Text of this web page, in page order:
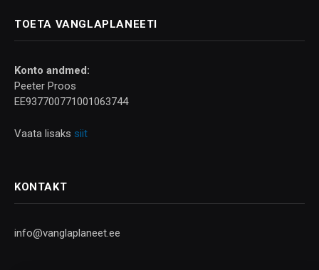
TOETA VANGLAPLANEETI
Konto andmed:
Peeter Proos
EE937700771001063744
Vaata lisaks siit
KONTAKT
info@vanglaplaneet.ee